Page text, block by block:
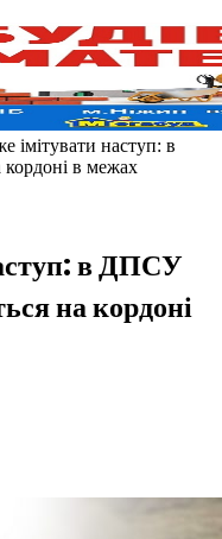
імітувати наступ: в
в межах
в ДПСУ
на кордоні